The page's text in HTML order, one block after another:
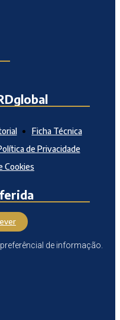
Ficha Técnica
de Privacidade
Cookies
de informação.